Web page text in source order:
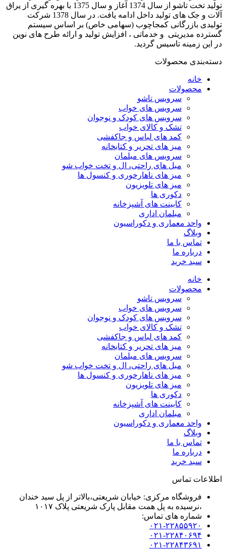
تولید تخت تاشو از سال 1374 آغاز و سال 1375 با بهره گیری از یراق
آلات و جک های تولید داخل ادامه یافت. در سال 1378 شرکت
تولیدی بازرگانی کمجاچوب (سهامی خاص) بر اساس سیستم
گسترده مدیریتی و خدماتی ، افزایش تولید و ارائه طرح های نوین
در این زمینه تاسیس گردید.
دسته‌بندی محصولات
خانه
محصولات
سرویس تاشو
سرویس های خواب
سرویس های کودک و نوجوان
تشک و کالای خواب
کمد های لباس و جاکفشی
میز های تحریر و کتابخانه
سرویس های مبلمان
مبل های راحتی، ال و تخت خواب شو
میز های ناهارخوری و کنسول ها
میز های تلویزیون
دکوری ها
کابینت های آشپزخانه
مبلمان اداری
واحد معماری و دکوراسیون
وبلاگ
تماس با ما
درباره ما
سبد خرید
خانه
محصولات
سرویس تاشو
سرویس های خواب
سرویس های کودک و نوجوان
تشک و کالای خواب
کمد های لباس و جاکفشی
میز های تحریر و کتابخانه
سرویس های مبلمان
مبل های راحتی، ال و تخت خواب شو
میز های ناهارخوری و کنسول ها
میز های تلویزیون
دکوری ها
کابینت های آشپزخانه
مبلمان اداری
واحد معماری و دکوراسیون
وبلاگ
تماس با ما
درباره ما
سبد خرید
اطلاعات تماس
فروشگاه مرکزی: خیابان شریعتی،بالاتر از پل سید خندان
،نرسیده به پل همت مقابل پارک شریعتی پلاک ۱۰۱۷
شماره های تماس:
۰۲۱-۲۲۸۵۵۹۲۰
۰۲۱-۲۲۸۴۰۶۹۴
۰۲۱-۲۲۸۴۳۶۹۱